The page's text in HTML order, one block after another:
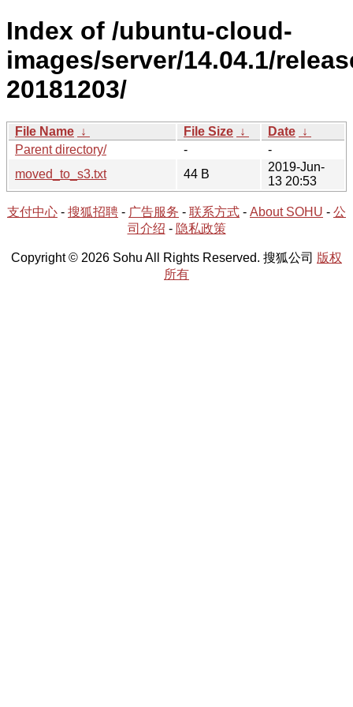
Index of /ubuntu-cloud-
images/server/14.04.1/
20181203/
File Name ↓ File Size ↓ Date ↓
Parent directory/
-
-
moved_to_s3.txt
44 B
2019-Jun-
13 20:53
支付中心 - 搜狐招聘 - 广告服务 - 联系方式 - About SOHU - 公
司介绍 - 隐私政策
Copyright © 2026 Sohu All Rights Reserved. 搜狐公司 版权
所有